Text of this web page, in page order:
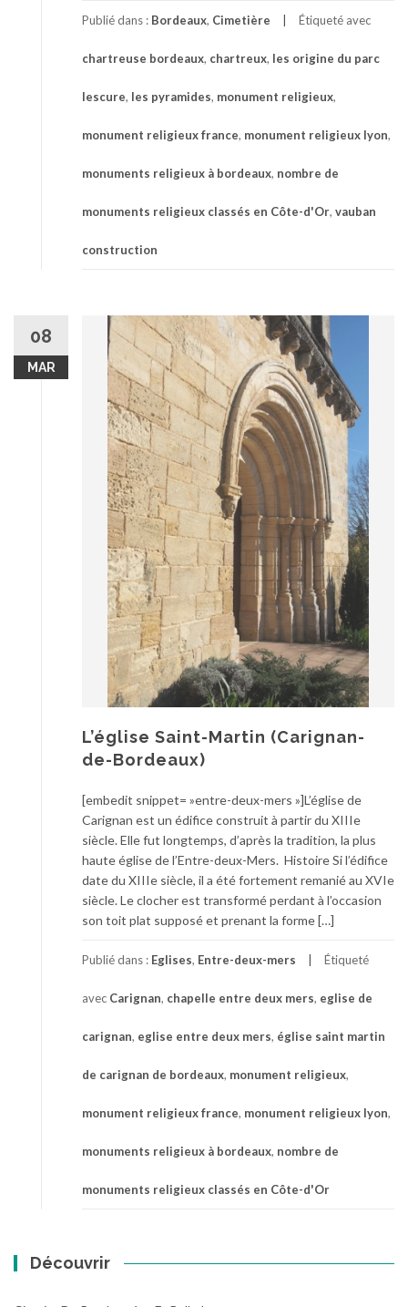
Publié dans : Bordeaux, Cimetière Étiqueté avec
chartreuse bordeaux, chartreux, les origine du parc
lescure, les pyramides, monument religieux,
monument religieux france, monument religieux lyon,
monuments religieux à bordeaux, nombre de
monuments religieux classés en Côte-d'Or, vauban
construction
08
MAR
L’église Saint-Martin (Carignan-
de-Bordeaux)
[embedit snippet= »entre-deux-mers »]L’église de
Carignan est un édifice construit à partir du XIIIe
siècle. Elle fut longtemps, d’après la tradition, la plus
haute église de l’Entre-deux-Mers. Histoire Si l’édifice
date du XIIIe siècle, il a été fortement remanié au XVIe
siècle. Le clocher est transformé perdant à l’occasion
son toit plat supposé et prenant la forme […]
Publié dans : Eglises, Entre-deux-mers Étiqueté
avec Carignan, chapelle entre deux mers, eglise de
carignan, eglise entre deux mers, église saint martin
de carignan de bordeaux, monument religieux,
monument religieux france, monument religieux lyon,
monuments religieux à bordeaux, nombre de
monuments religieux classés en Côte-d'Or
Découvrir